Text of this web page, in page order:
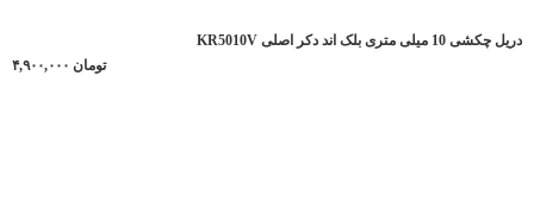
دریل چکشی 10 میلی متری بلک اند دکر اصلی KR5010V
تومان